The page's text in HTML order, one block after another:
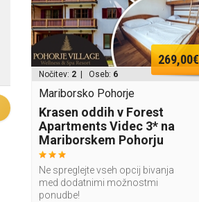
269,00€
Nočitev: 2 | Oseb: 6
Mariborsko Pohorje
Krasen oddih v Forest
Apartments Videc 3* na
Mariborskem Pohorju
Ne spreglejte vseh opcij bivanja
med dodatnimi možnostmi
ponudbe!